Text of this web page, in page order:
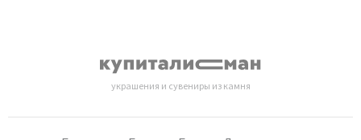
украшения и сувениры из камня